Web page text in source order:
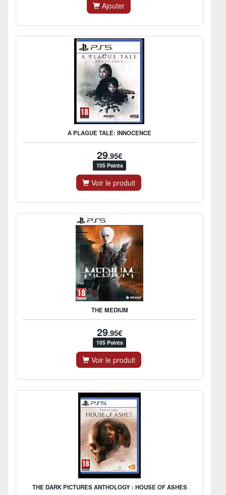
Ajouter
A PLAGUE TALE: INNOCENCE
29.95€
105 Points
Voir le produit
THE MEDIUM
29.95€
105 Points
Voir le produit
THE DARK PICTURES ANTHOLOGY : HOUSE OF ASHES